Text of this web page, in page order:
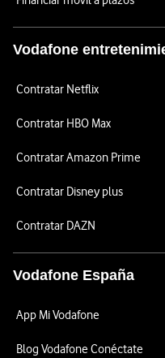
Vodafone
Contratar Netflix
Contratar HBO Max
Contratar Amazon Prime
Contratar Disney plus
Contratar DAZN
Vodafone España
App Mi Vodafone
Blog Vodafone Conéctate